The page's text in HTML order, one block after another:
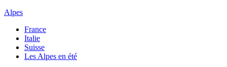
Alpes
France
Italie
Suisse
Les Alpes en été